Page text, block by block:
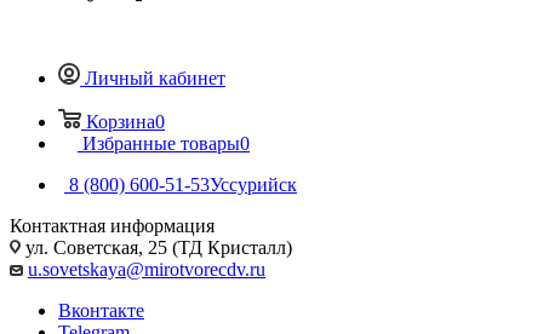
Личный кабинет
Корзина0
Избранные товары0
8 (800) 600-51-53Уссурийск
Контактная информация
ул. Советская, 25 (ТД Кристалл)
u.sovetskaya@mirotvorecdv.ru
Вконтакте